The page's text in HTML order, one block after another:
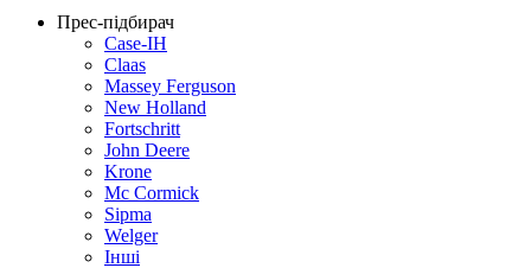
Прес-підбирач
Case-IH
Claas
Massey Ferguson
New Holland
Fortschritt
John Deere
Krone
Mc Cormick
Sipma
Welger
Інші